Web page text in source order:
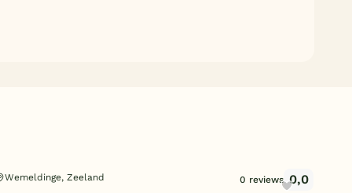
Wemeldinge, Zeeland 0 reviews 0,0